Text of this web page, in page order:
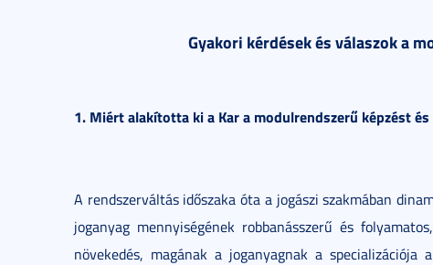
Gyakori kérdések és válaszok a
1. Miért alakította ki a Kar a modulrendszerű képzést
A rendszerváltás időszaka óta a jogászi szakmában
joganyag mennyiségének robbanásszerű és
növekedés, magának a joganyagnak a